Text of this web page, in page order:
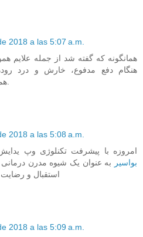
de 2018 a las 5:07 a.m.
همانگونه که گفته شد از جمله علایم
هنگام دفع مدفوع، خارش و درد
de 2018 a las 5:08 a.m.
امروزه با پیشرفت تکنلوژی وپ
بواسیر
به عنوان یک شیوه مدرن درمانی
استقبال و
de 2018 a las 5:09 a.m.